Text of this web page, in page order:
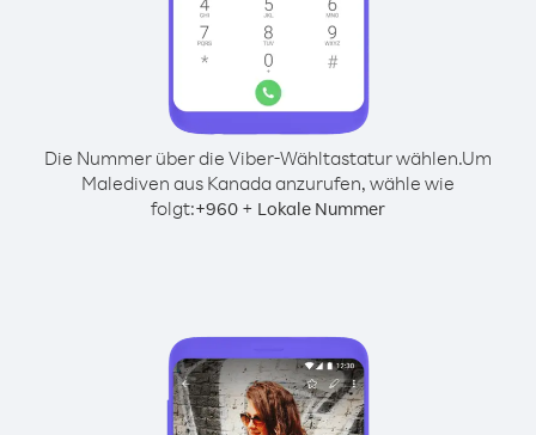
Die Nummer über die Viber-Wähltastatur wählen.Um
Malediven aus Kanada anzurufen, wähle wie
folgt:+960 + Lokale Nummer